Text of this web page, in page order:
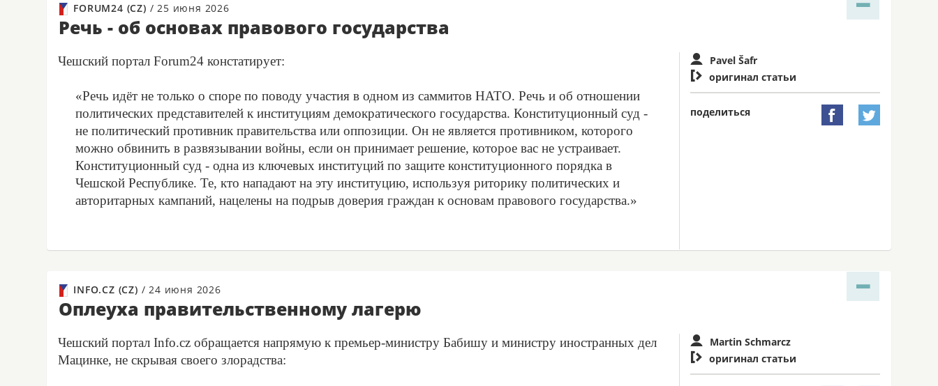
FORUM24 (CZ) / 25 июня 2026
Речь - об основах правового государства
Чешский портал Forum24 констатирует:
«Речь идёт не только о споре по поводу участия в одном из саммитов НАТО. Речь и об отношении
политических представителей к институциям демократического государства. Конституционный суд -
не политический противник правительства или оппозиции. Он не является противником, которого
можно обвинить в развязывании войны, если он принимает решение, которое вас не устраивает.
Конституционный суд - одна из ключевых институций по защите конституционного порядка в
Чешской Республике. Те, кто нападают на эту институцию, используя риторику политических и
авторитарных кампаний, нацелены на подрыв доверия граждан к основам правового государства.»
Pavel Šafr
 оригинал статьи
поделиться  
INFO.CZ (CZ) / 24 июня 2026
Оплеуха правительственному лагерю
Чешский портал Info.cz обращается напрямую к премьер-министру Бабишу и министру иностранных дел
Мацинке, не скрывая своего злорадства:
Martin Schmarcz
 оригинал статьи